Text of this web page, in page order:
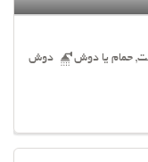
حمام یا دوش دوش